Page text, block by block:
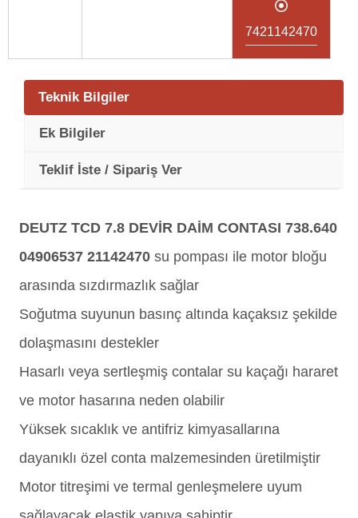
7421142470
Teknik Bilgiler
Ek Bilgiler
Teklif İste / Sipariş Ver
DEUTZ TCD 7.8 DEVİR DAİM CONTASI 738.640
04906537 21142470 su pompası ile motor bloğu
arasında sızdırmazlık sağlar
Soğutma suyunun basınç altında kaçaksız şekilde
dolaşmasını destekler
Hasarlı veya sertleşmiş contalar su kaçağı hararet
ve motor hasarına neden olabilir
Yüksek sıcaklık ve antifriz kimyasallarına
dayanıklı özel conta malzemesinden üretilmiştir
Motor titreşimi ve termal genleşmelere uyum